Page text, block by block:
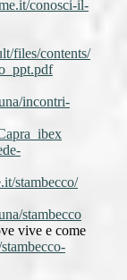
conosci-il-
files/contents/
incontri-
stambecco/
stambecco
vive e come